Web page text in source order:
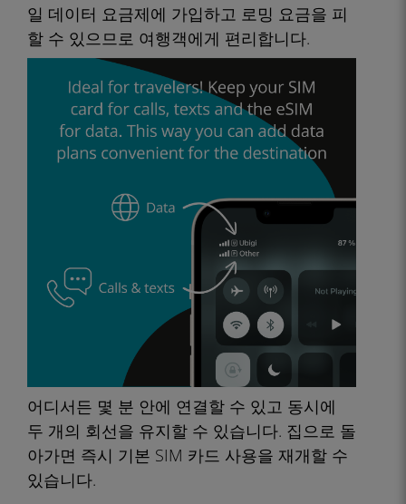
일 데이터 요금제에 가입하고 로밍 요금을 피
할 수 있으므로 여행객에게 편리합니다.
어디서든 몇 분 안에 연결할 수 있고 동시에
두 개의 회선을 유지할 수 있습니다. 집으로 돌
아가면 즉시 기본 SIM 카드 사용을 재개할 수
있습니다.